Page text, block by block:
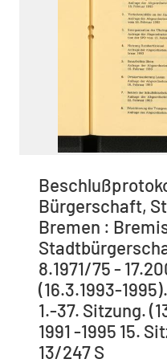
Bürgerschaft,
Bremen :
8.1971/75 -
(16.3.1993-
1.-37. Sitzung.
1991 -1995 15.
13/247 S